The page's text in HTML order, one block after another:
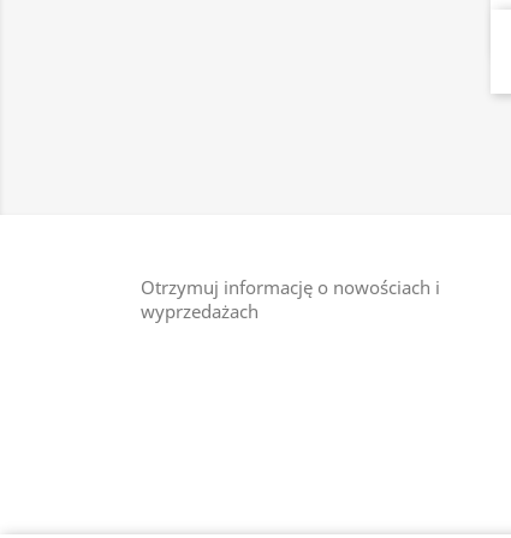
Otrzymuj informację o nowościach i
wyprzedażach